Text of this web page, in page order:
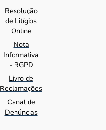
Resolução
de Litígios
Online
Nota
Informativa
- RGPD
Livro de
Reclamações
Canal de
Denúncias